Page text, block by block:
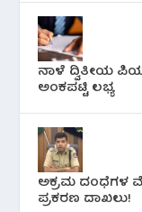
ನಾಳೆ ದ್ವಿತೀಯ
ಅಂಕಪಟ್ಟಿ ಲಭ್ಯ
ಅಕ್ರಮ ದಂಧೆಗಳ
ಪ್ರಕರಣ ದಾಖಲು!